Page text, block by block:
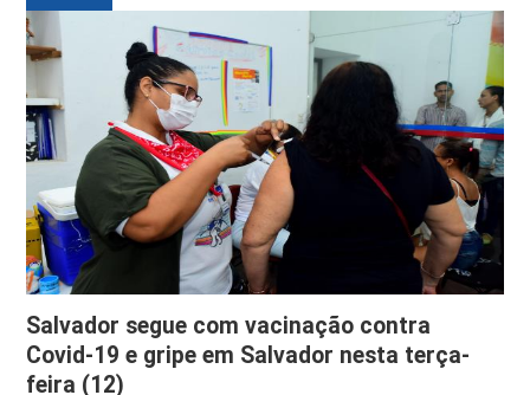
Salvador segue com vacinação contra
Covid-19 e gripe em Salvador nesta terça-
feira (12)